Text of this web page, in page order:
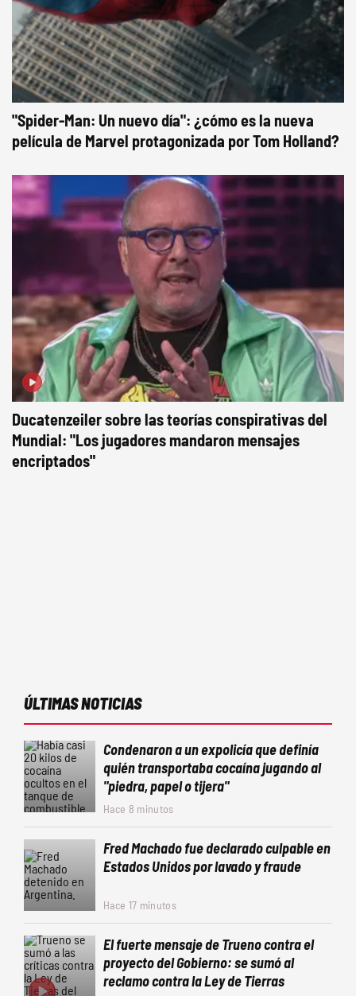
"Spider-Man: Un nuevo día": ¿cómo es la nueva
película de Marvel protagonizada por Tom Holland?
Ducatenzeiler sobre las teorías conspirativas del
Mundial: "Los jugadores mandaron mensajes
encriptados"
ÚLTIMAS NOTICIAS
Condenaron a un expolicía que definía
quién transportaba cocaína jugando al
"piedra, papel o tijera"
Hace 8 minutos
Fred Machado fue declarado culpable en
Estados Unidos por lavado y fraude
Hace 17 minutos
El fuerte mensaje de Trueno contra el
proyecto del Gobierno: se sumó al
reclamo contra la Ley de Tierras